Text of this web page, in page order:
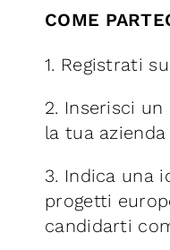
COME
1. Registrati
2. Inserisci
la tua azienda
3. Indica una
progetti
candidarti